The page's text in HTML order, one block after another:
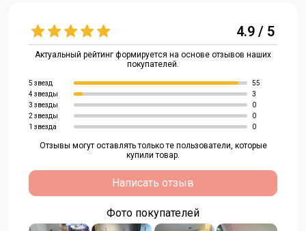
4.9 / 5
Актуальный рейтинг формируется на основе отзывов наших
покупателей.
5 звезд
55
4 звезды
3
3 звезды
0
2 звезды
0
1 звезда
0
Отзывы могут оставлять только те пользователи, которые
купили товар.
Написать отзыв
Фото покупателей